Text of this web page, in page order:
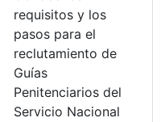
requisitos y los
pasos para el
reclutamiento de
Guías
Penitenciarios del
Servicio Nacional